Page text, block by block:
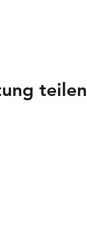
teilen